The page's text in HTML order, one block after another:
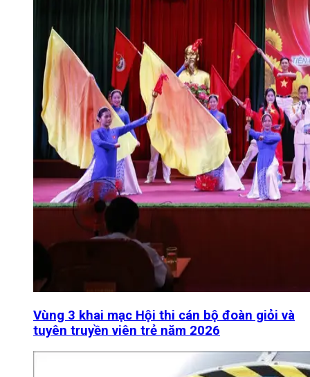
Vùng 3 khai mạc Hội thi cán bộ đoàn giỏi và
tuyên truyền viên trẻ năm 2026